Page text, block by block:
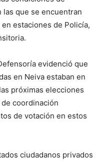
que se encuentran
estaciones de Policía,
evidenció que
en Neiva estaban en
próximas elecciones
coordinación
de votación en estos
ciudadanos privados